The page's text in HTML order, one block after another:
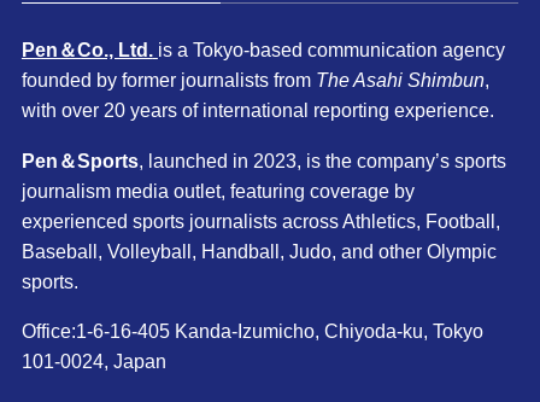
Pen＆Co., Ltd. is a Tokyo-based communication agency
founded by former journalists from The Asahi Shimbun,
with over 20 years of international reporting experience.
Pen＆Sports, launched in 2023, is the company’s sports
journalism media outlet, featuring coverage by
experienced sports journalists across Athletics, Football,
Baseball, Volleyball, Handball, Judo, and other Olympic
sports.
Office:1-6-16-405 Kanda-Izumicho, Chiyoda-ku, Tokyo
101-0024, Japan